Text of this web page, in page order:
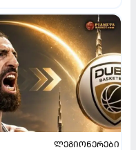
ᲚᲔᲒᲘᲝᲜᲔᲠᲔᲑᲘ